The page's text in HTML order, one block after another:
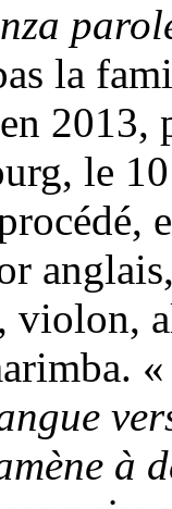
la
2013,
le
violon,
à